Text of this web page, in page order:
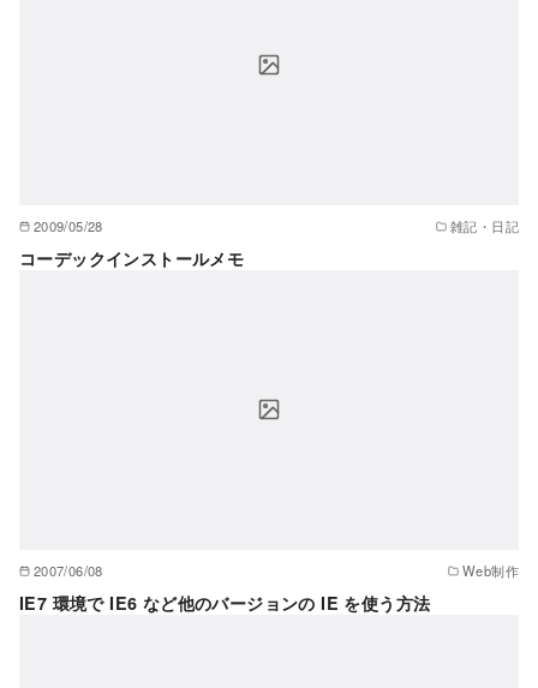
2009/05/28 雑記・日記
コーデックインストールメモ
2007/06/08 Web制作
IE7 環境で IE6 など他のバージョンの IE を使う方法